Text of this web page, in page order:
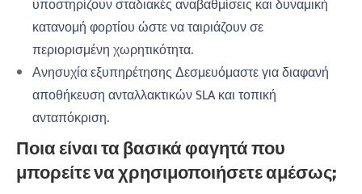
υποστηρίζουν σταδιακές αναβαθμίσεις και δυναμική
κατανομή φορτίου ώστε να ταιριάζουν σε
περιορισμένη χωρητικότητα.
Ανησυχία εξυπηρέτησης Δεσμευόμαστε για διαφανή
αποθήκευση ανταλλακτικών SLA και τοπική
ανταπόκριση.
Ποια είναι τα βασικά φαγητά που
μπορείτε να χρησιμοποιήσετε αμέσως;